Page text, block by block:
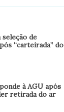
seleção de
“carteirada” do
à AGU após
retirada do ar